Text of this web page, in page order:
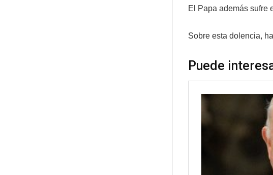
El Papa además sufre
Sobre esta dolencia,
Puede